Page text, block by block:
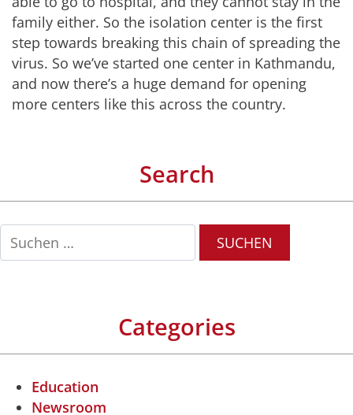
family either. So the isolation center is the first
step towards breaking this chain of spreading the
virus. So we’ve started one center in Kathmandu,
and now there’s a huge demand for opening
more centers like this across the country.
Search
Suchen
nach:
Categories
Education
Newsroom